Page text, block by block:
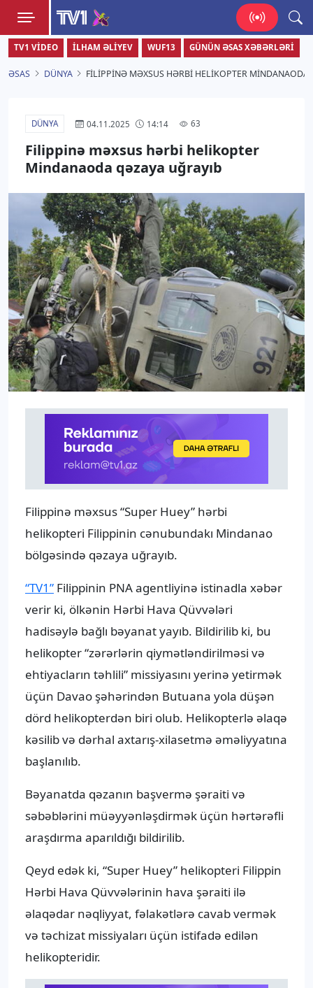
TV1
Zamanı bizimlə yaşa!
TV1 VIDEO İLHAM ƏLIYEV WUF13 GÜNÜN ƏSAS XƏBƏRLƏRI
ƏSAS DÜNYA FILIPPINƏ MƏXSUS HƏRBI HELIKOPTER MINDANAODA
DÜNYA 04.11.2025 14:14 63
Filippinə məxsus hərbi helikopter
Mindanaoda qəzaya uğrayıb
Filippinə məxsus “Super Huey” hərbi
helikopteri Filippinin cənubundakı Mindanao
bölgəsində qəzaya uğrayıb.
“TV1” Filippinin PNA agentliyinə istinadla xəbər
verir ki, ölkənin Hərbi Hava Qüvvələri
hadisəylə bağlı bəyanat yayıb. Bildirilib ki, bu
helikopter “zərərlərin qiymətləndirilməsi və
ehtiyacların təhlili” missiyasını yerinə yetirmək
üçün Davao şəhərindən Butuana yola düşən
dörd helikopterdən biri olub. Helikopterlə əlaqə
kəsilib və dərhal axtarış-xilasetmə əməliyyatına
başlanılıb.
Bəyanatda qəzanın başvermə şəraiti və
səbəblərini müəyyənləşdirmək üçün hərtərəfli
araşdırma aparıldığı bildirilib.
Qeyd edək ki, “Super Huey” helikopteri Filippin
Hərbi Hava Qüvvələrinin hava şəraiti ilə
əlaqədar nəqliyyat, fəlakətlərə cavab vermək
və təchizat missiyaları üçün istifadə edilən
helikopteridir.